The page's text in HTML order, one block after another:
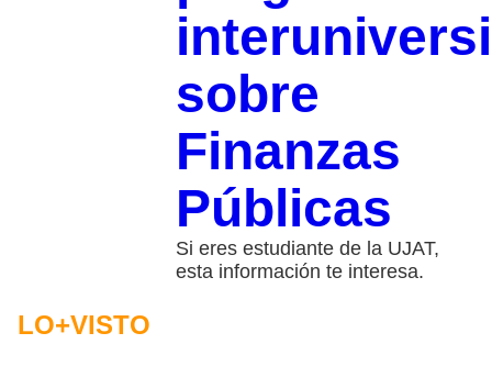
sobre
Finanzas
Públicas
Si eres estudiante de la UJAT,
esta información te interesa.
LO+VISTO